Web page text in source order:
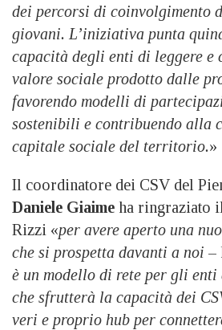
dei percorsi di coinvolgimento
giovani. L’iniziativa punta
capacità degli enti di leggere e
valore sociale prodotto dalle
favorendo modelli di
sostenibili e contribuendo alla
capitale sociale del territorio.»
Il coordinatore dei CSV del
Daniele Giaime ha ringraziato
Rizzi «per avere aperto una
che si prospetta davanti a noi –
è un modello di rete per gli enti
che sfrutterà la capacità dei
veri e proprio hub per